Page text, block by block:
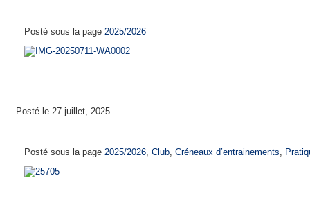
Posté sous la page 2025/2026
Posté le 27 juillet, 2025
Posté sous la page 2025/2026, Club, Créneaux d’entrainements,